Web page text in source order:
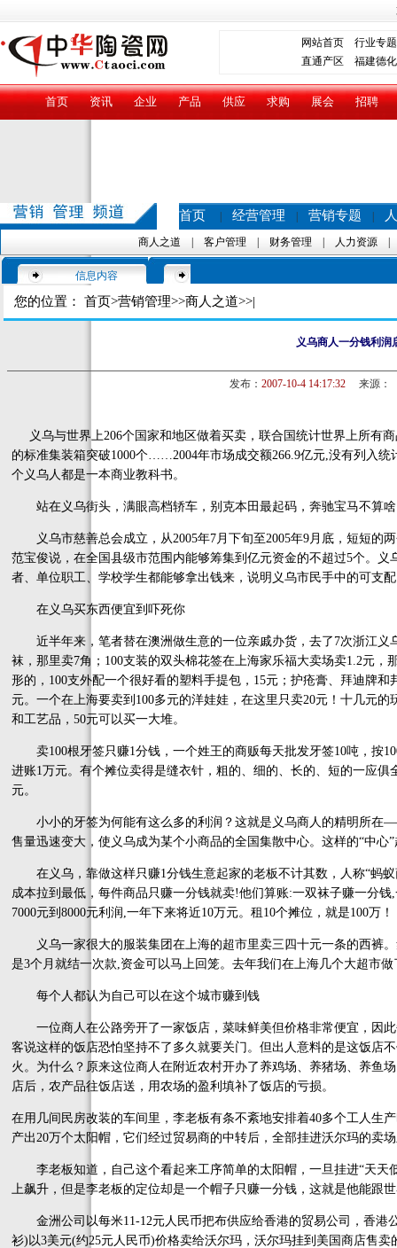
网站首页
行业专题
直通产区 福建德化
首页 资讯 企业 产品 供应 求购 展会 招聘
首页 经营管理 营销专题
商人之道 客户管理 财务管理 人力资源
信息内容
您的位置： 首页>营销管理>>商人之道>>|
义乌商人一分钱利润
发布： 2007-10-4 14:17:32来源：
义乌与世界上206个国家和地区做着买卖，联合国统计世界上所有
的标准集装箱突破1000个……2004年市场成交额266.9亿元,没有列入统
个义乌人都是一本商业教科书。
站在义乌街头，满眼高档轿车，别克本田最起码，奔驰宝马不算啥
义乌市慈善总会成立，从2005年7月下旬至2005年9月底，短短的
范宝俊说，在全国县级市范围内能够筹集到亿元资金的不超过5个。
者、单位职工、学校学生都能够拿出钱来，说明义乌市民手中的可支
在义乌买东西便宜到吓死你
近半年来，笔者替在澳洲做生意的一位亲戚办货，去了7次浙江义
袜，那里卖7角；100支装的双头棉花签在上海家乐福大卖场卖1.2元
形的，100支外配一个很好看的塑料手提包，15元；护疮膏、拜迪牌
元。一个在上海要卖到100多元的洋娃娃，在这里只卖20元！十几元
和工艺品，50元可以买一大堆。
卖100根牙签只赚1分钱，一个姓王的商贩每天批发牙签10吨，按
进账1万元。有个摊位卖得是缝衣针，粗的、细的、长的、短的一应
元。
小小的牙签为何能有这么多的利润？这就是义乌商人的精明所在
售量迅速变大，使义乌成为某个小商品的全国集散中心。这样的“中
在义乌，靠做这样只赚1分钱生意起家的老板不计其数，人称“蚂蚁
成本拉到最低，每件商品只赚一分钱就卖!他们算账:一双袜子赚一分
7000元到8000元利润,一年下来将近10万元。租10个摊位，就是100万！
义乌一家很大的服装集团在上海的超市里卖三四十元一条的西裤。
是3个月就结一次款,资金可以马上回笼。去年我们在上海几个大超市做
每个人都认为自己可以在这个城市赚到钱
一位商人在公路旁开了一家饭店，菜味鲜美但价格非常便宜，因此
客说这样的饭店恐怕坚持不了多久就要关门。但出人意料的是这饭店
火。为什么？原来这位商人在附近农村开办了养鸡场、养猪场、养鱼
店后，农产品往饭店送，用农场的盈利填补了饭店的亏损。
在用几间民房改装的车间里，李老板有条不紊地安排着40多个工人生
产出20万个太阳帽，它们经过贸易商的中转后，全部挂进沃尔玛的卖
李老板知道，自己这个看起来工序简单的太阳帽，一旦挂进“天天
上飙升，但是李老板的定位却是一个帽子只赚一分钱，这就是他能跟
金洲公司以每米11-12元人民币把布供应给香港的贸易公司，香港
衫)以3美元(约25元人民币)价格卖给沃尔玛，沃尔玛挂到美国商店售